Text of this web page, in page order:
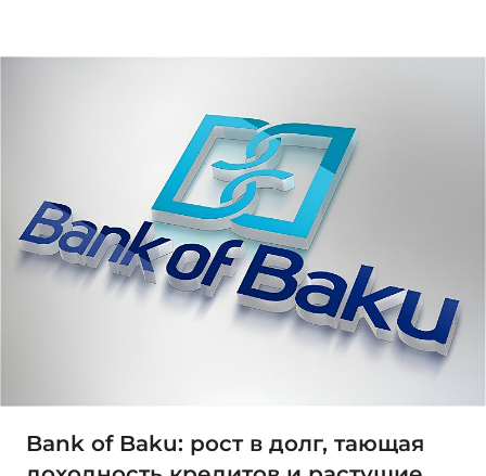
Bank of Baku: рост в долг, тающая